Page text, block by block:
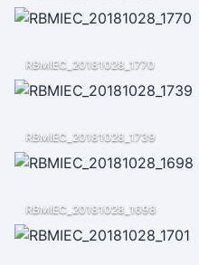
RBMIEC_20181028_1770
RBMIEC_20181028_1739
RBMIEC_20181028_1698